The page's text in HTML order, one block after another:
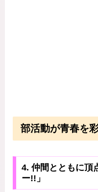
部活動が青春を
4. 仲間とともに頂
ー!!」